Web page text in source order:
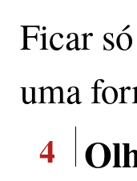
Ficar
uma
4